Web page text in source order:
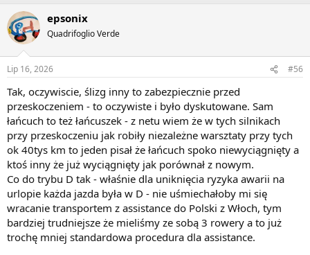
epsonix
Quadrifoglio Verde
Lip 16, 2026 #56
Tak, oczywiscie, ślizg inny to zabezpiecznie przed
przeskoczeniem - to oczywiste i było dyskutowane. Sam
łańcuch to też łańcuszek - z netu wiem że w tych silnikach
przy przeskoczeniu jak robiły niezależne warsztaty przy tych
ok 40tys km to jeden pisał że łańcuch spoko niewyciągnięty a
ktoś inny że już wyciągnięty jak porównał z nowym.
Co do trybu D tak - właśnie dla uniknięcia ryzyka awarii na
urlopie każda jazda była w D - nie uśmiechałoby mi się
wracanie transportem z assistance do Polski z Włoch, tym
bardziej trudniejsze że mieliśmy ze sobą 3 rowery a to już
trochę mniej standardowa procedura dla assistance.